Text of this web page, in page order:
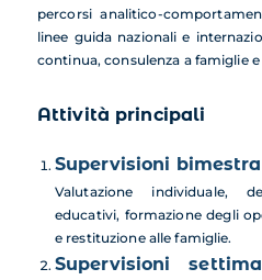
percorsi analitico-
linee guida nazionali e
continua, consulenza a famiglie
Attività principali
Supervisioni
Valutazione individuale,
educativi, formazione degli
e restituzione alle famiglie.
Supervisioni